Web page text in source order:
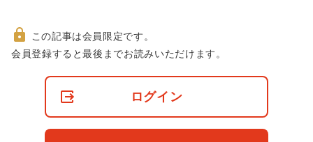
非
この記事は会員限定です。
会員登録すると最後までお読みいただけます。
ログイン